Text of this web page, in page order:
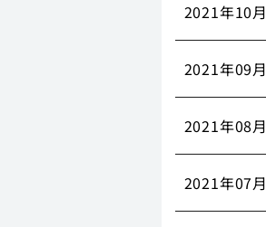
2021年10月
2021年09月
2021年08月
2021年07月